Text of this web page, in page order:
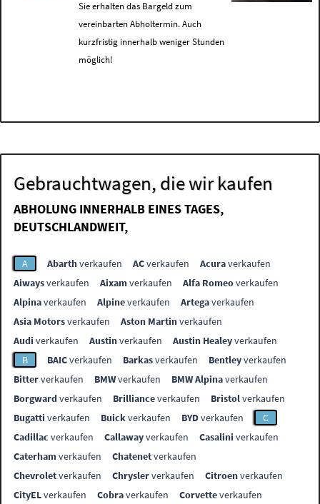
Sie erhalten das Bargeld zum
vereinbarten Abholtermin. Auch
kurzfristig innerhalb weniger Stunden
möglich!
Gebrauchtwagen, die wir kaufen
ABHOLUNG INNERHALB EINES TAGES,
DEUTSCHLANDWEIT,
A Abarthverkaufen ACverkaufen Acuraverkaufen
Aiwaysverkaufen Aixamverkaufen Alfa Romeoverkaufen
Alpinaverkaufen Alpineverkaufen Artegaverkaufen
Asia Motorsverkaufen Aston Martinverkaufen
Audi verkaufen Austinverkaufen Austin Healeyverkaufen
B
BAICverkaufen Barkasverkaufen Bentleyverkaufen
Bitterverkaufen BMWverkaufen BMW Alpinaverkaufen
Borgwardverkaufen Brillianceverkaufen Bristolverkaufen
Bugatti verkaufen Buickverkaufen BYDverkaufen
C
Cadillac verkaufen Callawayverkaufen Casalini verkaufen
Caterhamverkaufen Chatenetverkaufen
Chevroletverkaufen Chryslerverkaufen Citroenverkaufen
CityELverkaufen Cobraverkaufen Corvetteverkaufen